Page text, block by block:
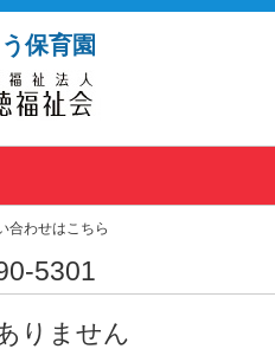
保育園
合わせはこちら
5301
りません